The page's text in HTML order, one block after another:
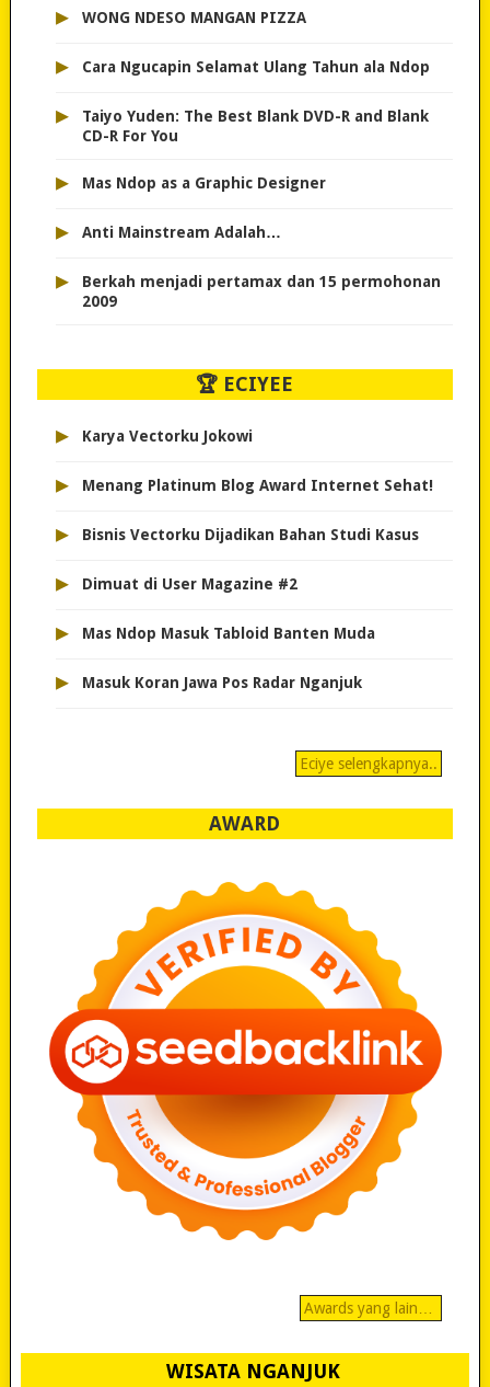
▸ WONG NDESO MANGAN PIZZA
▸ Cara Ngucapin Selamat Ulang Tahun ala Ndop
▸
Taiyo Yuden: The Best Blank DVD-R and Blank
CD-R For You
▸ Mas Ndop as a Graphic Designer
▸ Anti Mainstream Adalah…
▸
Berkah menjadi pertamax dan 15 permohonan
2009
🏆 ECIYEE
▸ Karya Vectorku Jokowi
▸ Menang Platinum Blog Award Internet Sehat!
▸ Bisnis Vectorku Dijadikan Bahan Studi Kasus
▸ Dimuat di User Magazine #2
▸ Mas Ndop Masuk Tabloid Banten Muda
▸ Masuk Koran Jawa Pos Radar Nganjuk
Eciye selengkapnya..
AWARD
Awards yang lain…
WISATA NGANJUK